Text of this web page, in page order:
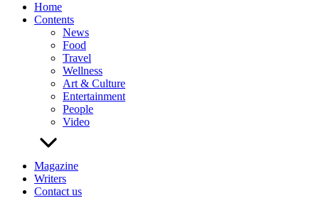
Home
Contents
News
Food
Travel
Wellness
Art & Culture
Entertainment
People
Video
Magazine
Writers
Contact us